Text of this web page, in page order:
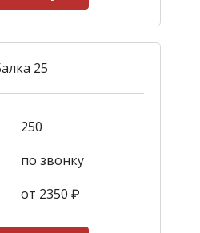
25
250
по звонку
от 2350 ₽